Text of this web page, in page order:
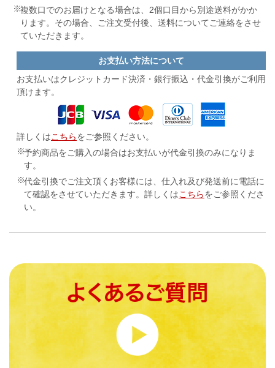
複数口でのお届けとなる場合は、2個口目から別途送料がかか
ります。その場合、ご注文受付後、送料についてご連絡をさせ
ていただきます。
お支払い方法について
お支払いはクレジットカード決済・ 銀行振込・代金引換がご利用
頂けます。
詳しくはこちらをご参照ください。
予約商品をご購入の場合はお支払いが代金引換のみになりま
す。
代金引換でご注文頂くお客様には、仕入れ及び発送前に電話に
て確認をさせていただきます。詳しくはこちらをご参照くださ
い。